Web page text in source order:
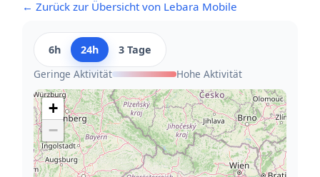
← Zurück zur Übersicht von Lebara Mobile
6h 24h
3 Tage
Geringe Aktivität
Hohe Aktivität
+
−